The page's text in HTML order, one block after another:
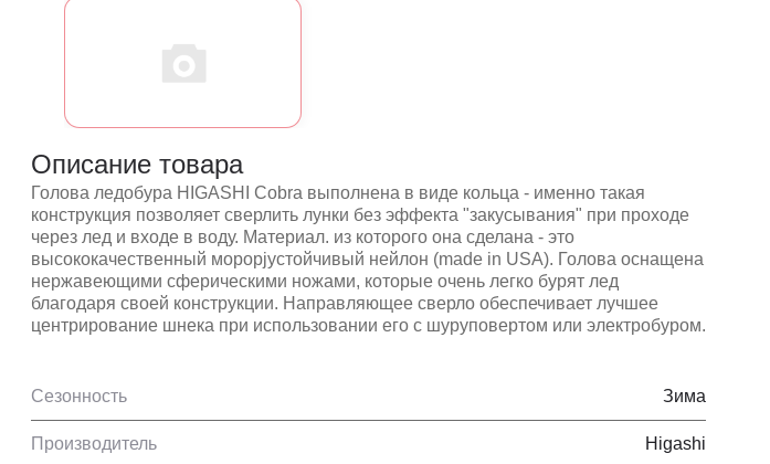
Описание товара
Голова ледобура HIGASHI Cobra выполнена в виде кольца - именно такая
конструкция позволяет сверлить лунки без эффекта "закусывания" при проходе
через лед и входе в воду. Материал. из которого она сделана - это
высококачественный мороpjустойчивый нейлон (made in USA). Голова оснащена
нержавеющими сферическими ножами, которые очень легко бурят лед
благодаря своей конструкции. Направляющее сверло обеспечивает лучшее
центрирование шнека при использовании его с шуруповертом или электробуром.
Сезонность Зима
Производитель Higashi